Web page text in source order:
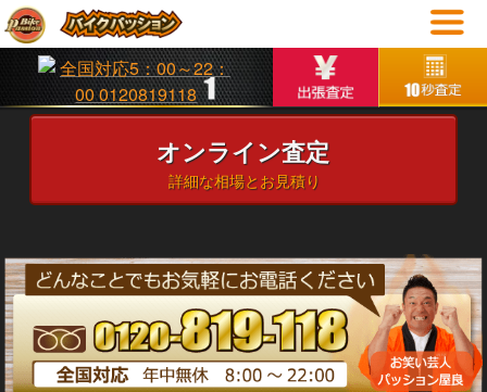
オンライン査定
詳細な相場とお見積り